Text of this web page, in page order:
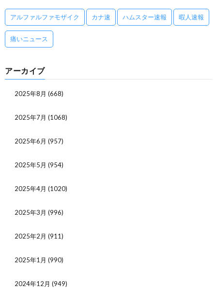
アルファルファモザイク カナ速 ハムスター速報 暇人速報
痛いニュース
アーカイブ
2025年8月 (668)
2025年7月 (1068)
2025年6月 (957)
2025年5月 (954)
2025年4月 (1020)
2025年3月 (996)
2025年2月 (911)
2025年1月 (990)
2024年12月 (949)